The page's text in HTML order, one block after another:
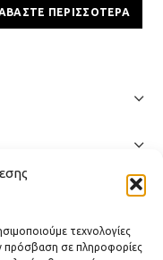
τεχνολογίες
πρόσβαση σε πληροφορίες
ΠΕΡΙΣΣΌΤΕΡΑ